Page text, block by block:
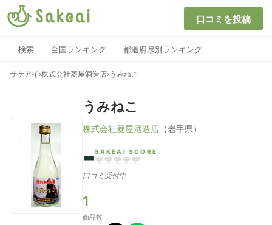
口コミを投稿
検索 全国ランキング 都道府県別ランキング
サケアイ ›株式会社菱屋酒造店›うみねこ
うみねこ
株式会社菱屋酒造店 （岩手県）
-SAKEAI SCORE
口コミ受付中
1
商品数